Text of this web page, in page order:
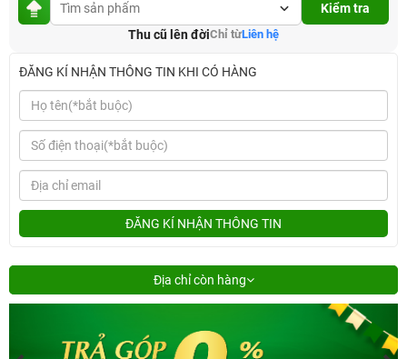
Kiểm tra
Thu cũ lên đờiChỉ từLiên hệ
ĐĂNG KÍ NHẬN THÔNG TIN KHI CÓ HÀNG
ĐĂNG KÍ NHẬN THÔNG TIN
Địa chỉ còn hàng